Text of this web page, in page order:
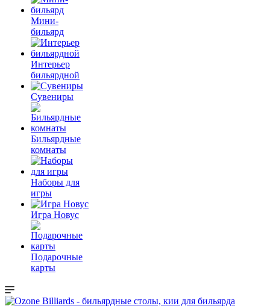
Мини-
бильярд
Интерьер
бильярдной
Сувениры
Бильярдные
комнаты
Наборы для
игры
Игра Новус
Подарочные
карты